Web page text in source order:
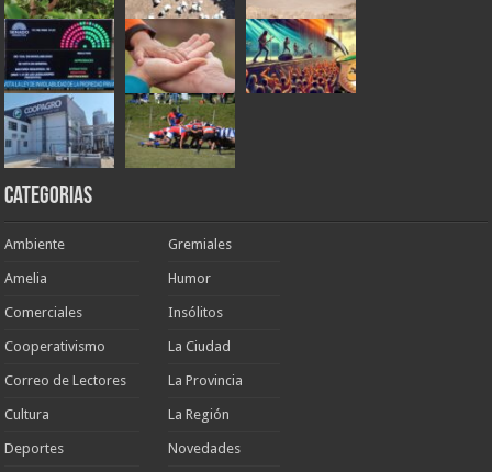
Categorias
Ambiente
Amelia
Comerciales
Cooperativismo
Correo de Lectores
Cultura
Deportes
Gremiales
Humor
Insólitos
La Ciudad
La Provincia
La Región
Novedades